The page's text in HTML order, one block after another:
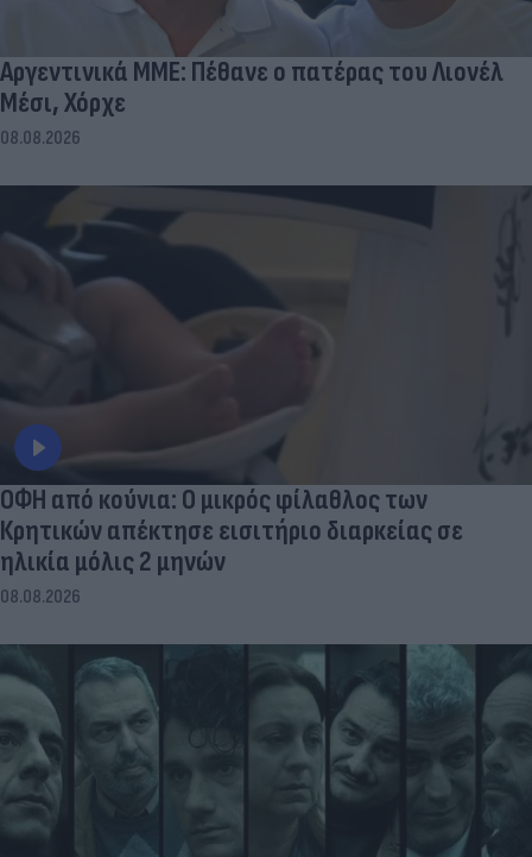
Αργεντινικά ΜΜΕ: Πέθανε ο πατέρας του Λιονέλ
Μέσι, Χόρχε
08.08.2026
ΟΦΗ από κούνια: Ο μικρός φίλαθλος των
Κρητικών απέκτησε εισιτήριο διαρκείας σε
ηλικία μόλις 2 μηνών
08.08.2026